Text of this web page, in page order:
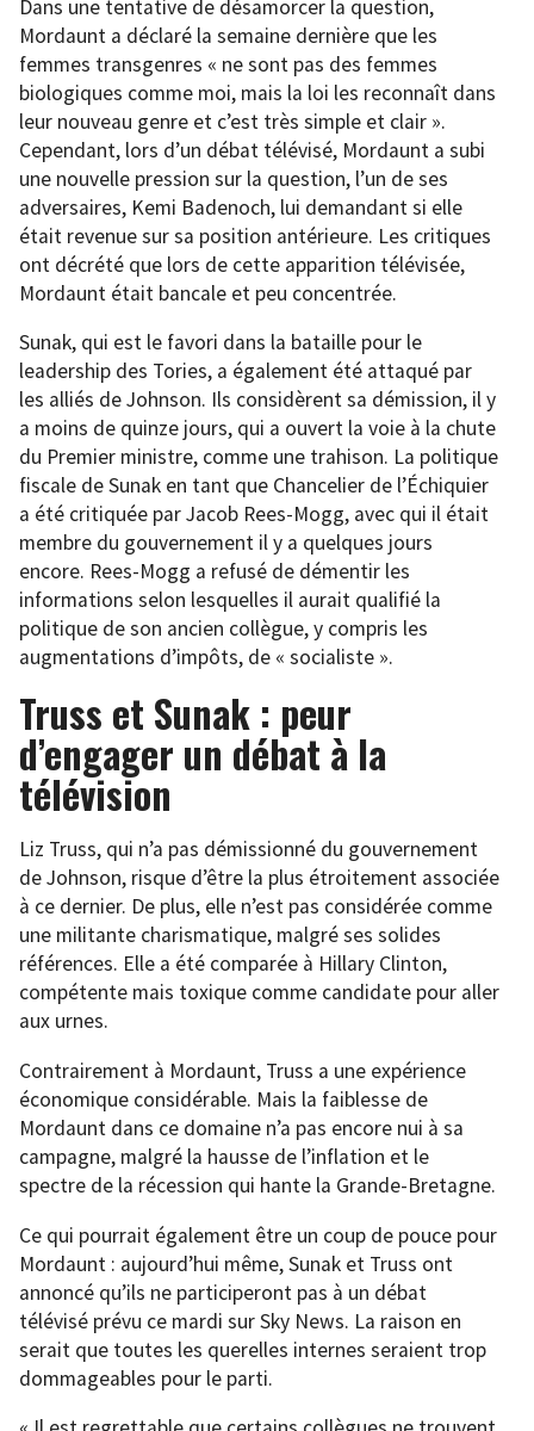
Dans une tentative de désamorcer la question,
Mordaunt a déclaré la semaine dernière que les
femmes transgenres « ne sont pas des femmes
biologiques comme moi, mais la loi les reconnaît dans
leur nouveau genre et c’est très simple et clair ».
Cependant, lors d’un débat télévisé, Mordaunt a subi
une nouvelle pression sur la question, l’un de ses
adversaires, Kemi Badenoch, lui demandant si elle
était revenue sur sa position antérieure. Les critiques
ont décrété que lors de cette apparition télévisée,
Mordaunt était bancale et peu concentrée.
Sunak, qui est le favori dans la bataille pour le
leadership des Tories, a également été attaqué par
les alliés de Johnson. Ils considèrent sa démission, il y
a moins de quinze jours, qui a ouvert la voie à la chute
du Premier ministre, comme une trahison. La politique
fiscale de Sunak en tant que Chancelier de l’Échiquier
a été critiquée par Jacob Rees-Mogg, avec qui il était
membre du gouvernement il y a quelques jours
encore. Rees-Mogg a refusé de démentir les
informations selon lesquelles il aurait qualifié la
politique de son ancien collègue, y compris les
augmentations d’impôts, de « socialiste ».
Truss et Sunak : peur
d’engager un débat à la
télévision
Liz Truss, qui n’a pas démissionné du gouvernement
de Johnson, risque d’être la plus étroitement associée
à ce dernier. De plus, elle n’est pas considérée comme
une militante charismatique, malgré ses solides
références. Elle a été comparée à Hillary Clinton,
compétente mais toxique comme candidate pour aller
aux urnes.
Contrairement à Mordaunt, Truss a une expérience
économique considérable. Mais la faiblesse de
Mordaunt dans ce domaine n’a pas encore nui à sa
campagne, malgré la hausse de l’inflation et le
spectre de la récession qui hante la Grande-Bretagne.
Ce qui pourrait également être un coup de pouce pour
Mordaunt : aujourd’hui même, Sunak et Truss ont
annoncé qu’ils ne participeront pas à un débat
télévisé prévu ce mardi sur Sky News. La raison en
serait que toutes les querelles internes seraient trop
dommageables pour le parti.